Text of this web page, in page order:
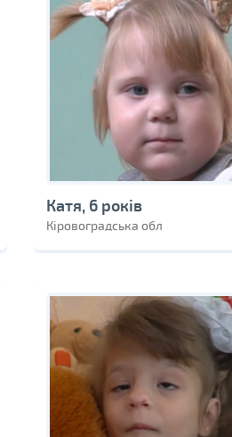
Катя, 6 років
Кіровоградська обл